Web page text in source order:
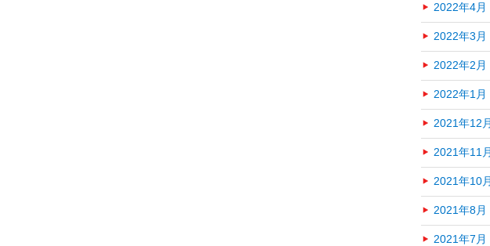
2022年4月
2022年3月
2022年2月
2022年1月
2021年12月
2021年11月
2021年10月
2021年8月
2021年7月